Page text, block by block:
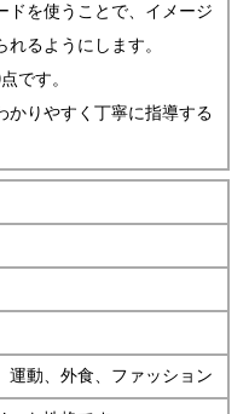
ドを使うことで、イメージ
れるようにします。
です。
かりやすく丁寧に指導する
運動、外食、ファッション